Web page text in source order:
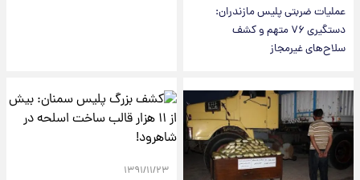
عملیات ضربتی پلیس مازندران:
دستگیری ۷۶ متهم و کشف
سلاح‌های غیرمجاز
۱۳۹۱/۱۱/۲۳